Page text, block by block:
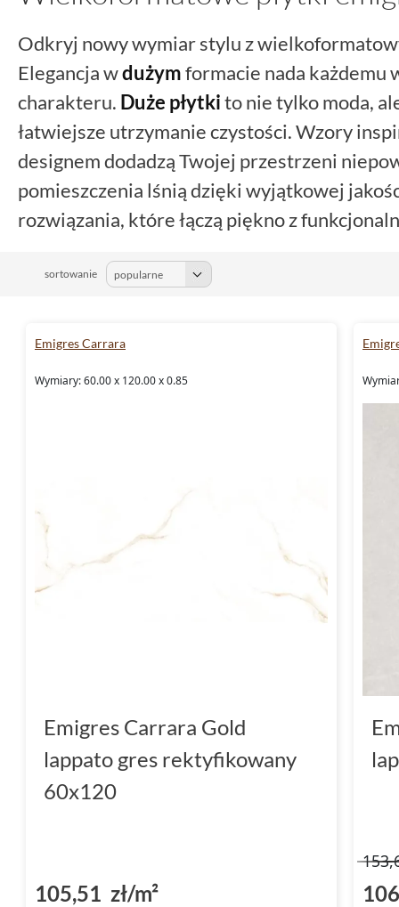
Odkryj nowy wymiar stylu z
Elegancja wdużymformacie nada
charakteru. Duże płytkito nie tylko moda,
łatwiejsze utrzymanie czystości. Wzory
designem dodadzą Twojej przestrzeni
pomieszczenia lśnią dzięki wyjątkowej
rozwiązania, które łączą piękno z
sortowanie
Emigres Carrara
Wymiary: 60.00 x 120.00 x 0.85
Emigres Carrara Gold
lappato gres rektyfikowany
60x120
105,51 zł/m²